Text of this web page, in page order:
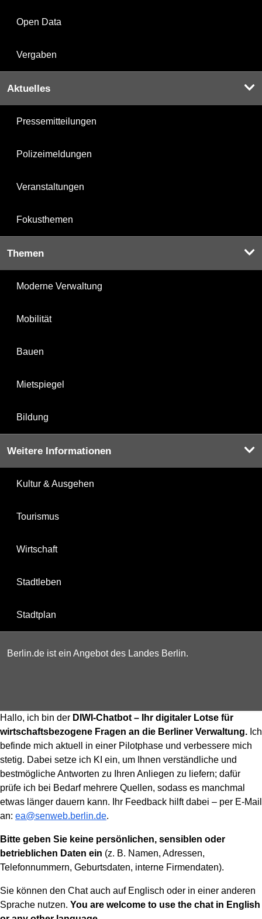
Open Data
Vergaben
Aktuelles
Pressemitteilungen
Polizeimeldungen
Veranstaltungen
Fokusthemen
Themen
Moderne Verwaltung
Mobilität
Bauen
Mietspiegel
Bildung
Weitere Informationen
Kultur & Ausgehen
Tourismus
Wirtschaft
Stadtleben
Stadtplan
Berlin.de ist ein Angebot des Landes Berlin.
Hallo, ich bin der DIWI-Chatbot – Ihr digitaler Lotse für
wirtschaftsbezogene Fragen an die Berliner Verwaltung. Ich
befinde mich aktuell in einer Pilotphase und verbessere mich
stetig. Dabei setze ich KI ein, um Ihnen verständliche und
bestmögliche Antworten zu Ihren Anliegen zu liefern; dafür
prüfe ich bei Bedarf mehrere Quellen, sodass es manchmal
etwas länger dauern kann. Ihr Feedback hilft dabei – per E-Mail
an: ea@senweb.berlin.de.
Bitte geben Sie keine persönlichen, sensiblen oder
betrieblichen Daten ein (z. B. Namen, Adressen,
Telefonnummern, Geburtsdaten, interne Firmendaten).
Sie können den Chat auch auf Englisch oder in einer anderen
Sprache nutzen. You are welcome to use the chat in English